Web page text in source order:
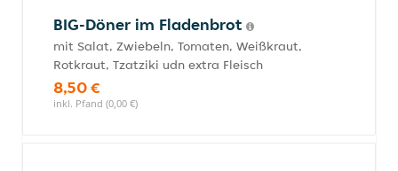
BIG-Döner im Fladenbrot
mit Salat, Zwiebeln, Tomaten, Weißkraut,
Rotkraut, Tzatziki udn extra Fleisch
8,50 €
inkl. Pfand (0,00 €)